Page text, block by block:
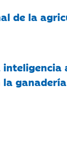
de la
ganadería